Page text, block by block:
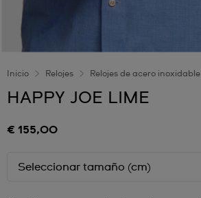
Inicio Relojes Relojes de acero inoxidable
HAPPY JOE LIME
€ 155,00
Seleccionar tamaño (cm)